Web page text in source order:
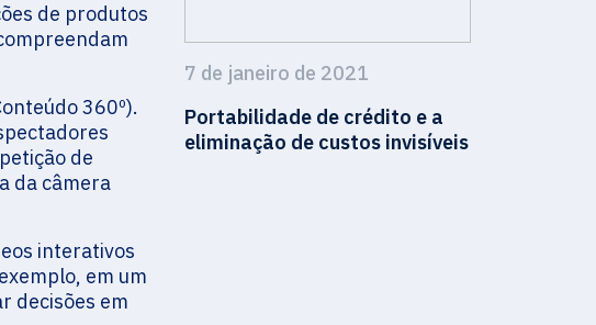
de produtos
360º).
de
da câmera
interativos
em um
decisões em
7 de janeiro de 2021
Portabilidade de crédito e a
eliminação de custos invisíveis